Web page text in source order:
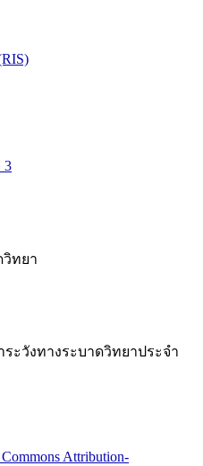
3
วิทยา
ระวังทางระบาดวิทยาประจำ
Attribution-